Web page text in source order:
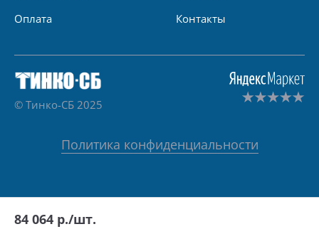
84 064 р./шт.
Оплата
Контакты
© Тинко-СБ 2025
Политика конфиденциальности